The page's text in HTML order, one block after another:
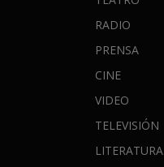
RADIO
PRENSA
CINE
VIDEO
TELEVISIÓN
LITERATURA